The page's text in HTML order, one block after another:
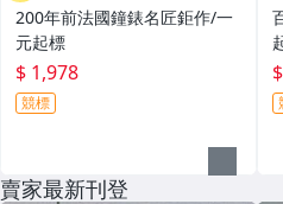
200年前法國鐘錶名匠鉅作/一
元起標
$ 1,978
競標
賣家最新刊登